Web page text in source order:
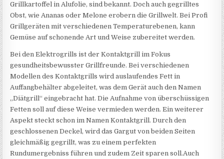
Grillkartoffel in Alufolie, sind bekannt. Doch auch gegrilltes
Obst, wie Ananas oder Melone erobern die Grillwelt. Bei Profi
Grillgeräten mit verschiedenen Temperaturebenen, kann
Gemüse auf schonende Art und Weise zubereitet werden.
Bei den Elektrogrills ist der Kontaktgrill im Fokus
gesundheitsbewusster Grillfreunde. Bei verschiedenen
Modellen des Kontaktgrills wird auslaufendes Fett in
Auffangbehälter abgeleitet, was dem Gerät auch den Namen
„Diätgrill“ eingebracht hat. Die Aufnahme von überschüssigen
Fetten soll auf diese Weise vermieden werden. Ein weiterer
Aspekt steckt schon im Namen Kontaktgrill. Durch den
geschlossenen Deckel, wird das Gargut von beiden Seiten
gleichmäßig gegrillt, was zu einem perfekten
Rundumergebniss führen und zudem Zeit sparen soll.Auch